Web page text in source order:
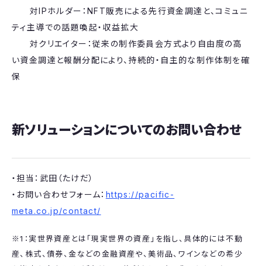
対IPホルダー：NFT販売による先行資金調達と、コミュニ
ティ主導での話題喚起・収益拡大
対クリエイター：従来の制作委員会方式より自由度の高
い資金調達と報酬分配により、持続的・自主的な制作体制を確
保
新ソリューションについてのお問い合わせ
・担当：武田（たけだ）
・お問い合わせフォーム： https://pacific-
meta.co.jp/contact/
※1：実世界資産とは「現実世界の資産」を指し、具体的には不動
産、株式、債券、金などの金融資産や、美術品、ワインなどの希少